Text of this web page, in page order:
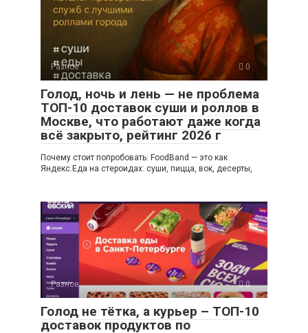
Разное 0
Голод, ночь и лень — не проблема
ТОП-10 доставок суши и роллов в
Москве, что работают даже когда
всё закрыто, рейтинг 2026 г
Почему стоит попробовать: FoodBand — это как
Яндекс.Еда на стероидах: суши, пицца, вок, десерты,
Разное 0
Голод не тётка, а курьер – ТОП-10
доставок продуктов по